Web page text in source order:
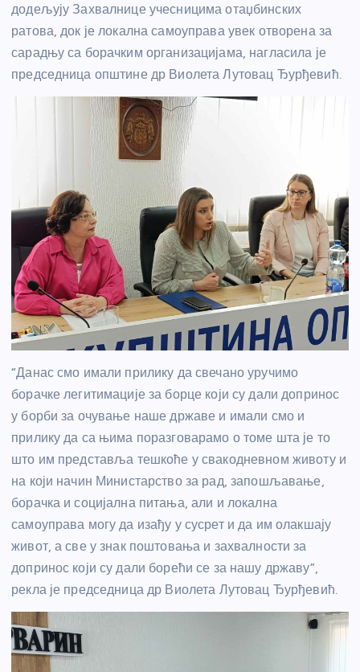
додељују Захвалнице учесницима отаџбинских
ратова, док је локална самоуправа увек отворена за
сарадњу са борачким организацијама, нагласила је
председница општине др Виолета Лутовац Ђурђевић.
“Данас смо имали прилику да свечано уручимо
борачке легитимације за борце који су дали допринос
у борби за очување наше државе и имали смо и
прилику да са њима поразговарамо о томе шта је то
што им представља тешкоће у свакодневном животу и
на који начин Министарство за рад, запошљавање,
борачка и социјална питања, али и локална
самоуправа могу да изађу у сусрет и да им олакшају
живот, а све у знак поштовања и захвалности за
допринос који су дали борећи се за нашу државу”,
рекла је председница др Виолета Лутовац Ђурђевић.